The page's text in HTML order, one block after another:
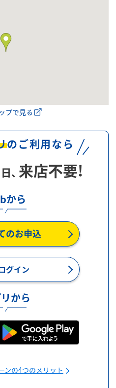
プで見る
のご利用なら
日、来店不要!
から
のお申込
グイン
から
ンの4つのメリット